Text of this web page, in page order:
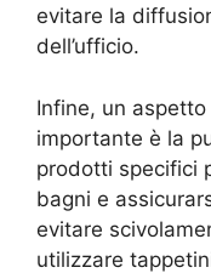
evitare la
dell’ufficio.
Infine, un
importante è la
prodotti specifici
bagni e
evitare
utilizzare